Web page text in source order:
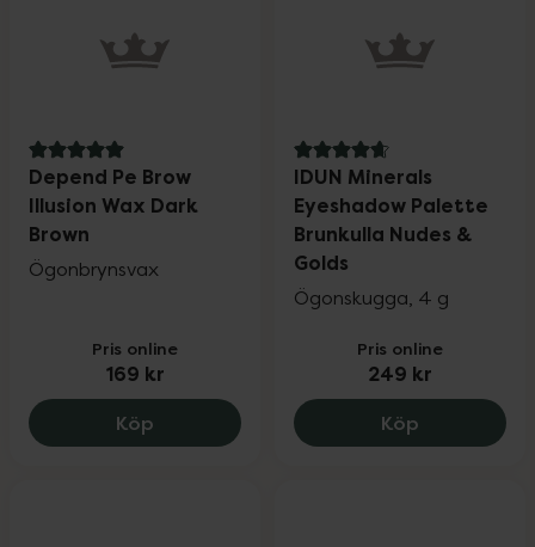
5 av 5 i omdöme
Depend Pe Brow
Illusion Wax Dark
Brown
Ögonbrynsvax
Pris online
169 kr
Köp Depend Pe Brow Illusion Wax Dark
4.8 av 5 i omdöme
IDUN Minerals
Eyeshadow Palette
Brunkulla Nudes &
Golds
Ögonskugga, 4 g
Pris online
249 kr
Köp IDUN